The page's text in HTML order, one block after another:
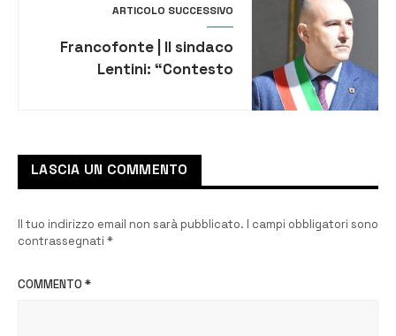
ARTICOLO SUCCESSIVO
Francofonte | Il sindaco
Lentini: “Contesto
stesso e nella mia onestà”
LASCIA UN COMMENTO
Il tuo indirizzo email non sarà pubblicato. I campi obbligatori sono
contrassegnati *
COMMENTO *